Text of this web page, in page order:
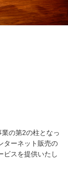
の第2の柱となっ
ターネット販売の
ビスを提供いたし